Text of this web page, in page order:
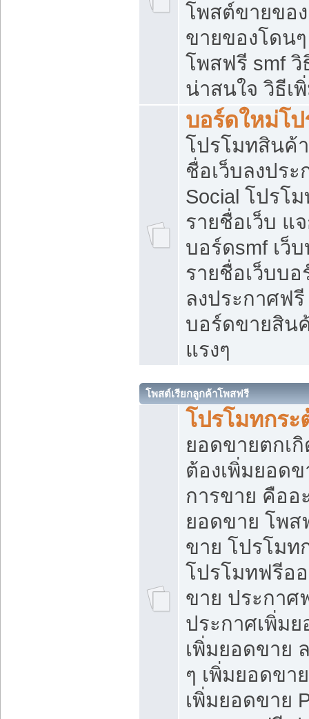
โพสต์ขายขอ
ขายของโดน
โพสฟรี smf
น่าสนใจ วิธีเ
บอร์ดใหม่โ
โปรโมทสินค้
ชื่อเว็บลงปร
Social โปรโ
รายชื่อเว็บ แ
บอร์ดsmf เว็
รายชื่อเว็บบ
ลงประกาศฟรี
บอร์ดขายสิน
แรงๆ
โพสต์เรียกลูกค้าโพสฟรี
โปรโมทกร
ยอดขายตกเ
ต้องเพิ่มยอด
การขาย คืออ
ยอดขาย โพส
ขาย โปรโมท
โปรโมทฟรีอ
ขาย ประกาศ
ประกาศเพิ่ม
เพิ่มยอดขาย
ๆ เพิ่มยอดขา
เพิ่มยอดขาย